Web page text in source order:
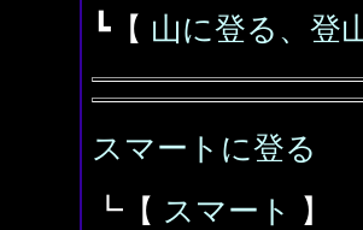
┗【 山に登る、登
スマートに登る
┗【 スマート 】